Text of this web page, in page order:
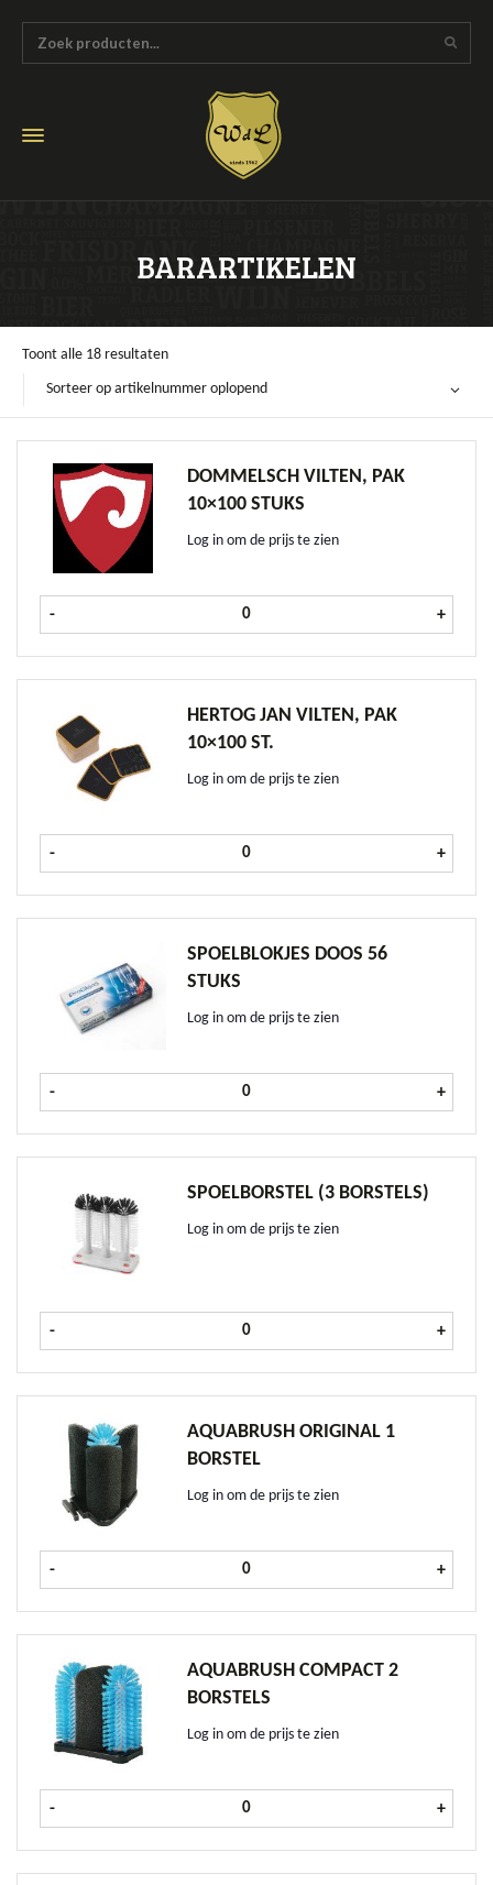
BARARTIKELEN
Toont alle 18 resultaten
Sorteer op artikelnummer oplopend
DOMMELSCH VILTEN, PAK
10×100 STUKS
Log in om de prijs te zien
- Dommelsch Vilten, pak 10x100
+
HERTOG JAN VILTEN, PAK
10×100 ST.
Log in om de prijs te zien
- Hertog Jan Vilten, pak 10x100 st.
+
SPOELBLOKJES DOOS 56
STUKS
Log in om de prijs te zien
- Spoelblokjes doos 56 stuks aantal
+
SPOELBORSTEL (3 BORSTELS)
Log in om de prijs te zien
- Spoelborstel (3 borstels) aantal
+
AQUABRUSH ORIGINAL 1
BORSTEL
Log in om de prijs te zien
- Aquabrush Original 1 borstel
+
AQUABRUSH COMPACT 2
BORSTELS
Log in om de prijs te zien
- Aquabrush Compact 2 borstels
+